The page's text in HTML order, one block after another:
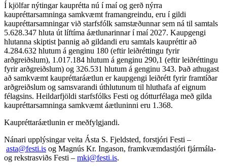
Í kjölfar nýtingar kauprétta nú í maí og gerð nýrra
kaupréttarsamninga samkvæmt framangreindu, eru í gildi
kaupréttarsamningar við starfsfólk samstæðunnar sem ná til samtals
5.628.347 hluta út líftíma áætlunarinnar í maí 2027. Kaupgengi
hlutanna skiptist þannig að gildandi eru samtals kaupréttir að
4.284.632 hlutum á genginu 180 (eftir leiðréttingu fyrir
arðgreiðslum), 1.017.184 hlutum á genginu 290,1 (eftir leiðréttingu
fyrir arðgreiðslum) og 326.531 hlutum á genginu 343. Það athugast
að samkvæmt kaupréttaráætlun er kaupgengi leiðrétt fyrir framtíðar
arðgreiðslum og samsvarandi úthlutunum til hluthafa af eignum
félagsins. Heildarfjöldi starfsfólks Festi og dótturfélaga með gilda
kaupréttarsamninga samkvæmt áætluninni eru 1.368.
Kaupréttaráætlunin er meðfylgjandi.
Nánari upplýsingar veita Ásta S. Fjeldsted, forstjóri Festi –
asta@festi.is og Magnús Kr. Ingason, framkvæmdastjóri fjármála-
og rekstrasviðs Festi – mki@festi.is.